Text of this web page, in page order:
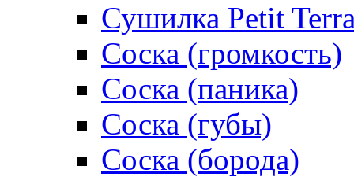
Сушилка Petit
Соска (громкость)
Соска (паника)
Соска (губы)
Соска (борода)